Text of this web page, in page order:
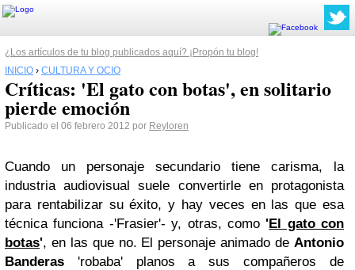
¿Los artículos de tu blog publicados aquí? ¡Propón tu blog!
INICIO › CULTURA Y OCIO
Críticas: 'El gato con botas', en solitario
pierde emoción
Publicado el 06 febrero 2012 por Reyloren
Cuando un personaje secundario tiene carisma, la
industria audiovisual suele convertirle en protagonista
para rentabilizar su éxito, y hay veces en las que esa
técnica funciona -'Frasier'- y, otras, como 'El gato con
botas', en las que no. El personaje animado de Antonio
Banderas 'robaba' planos a sus compañeros de